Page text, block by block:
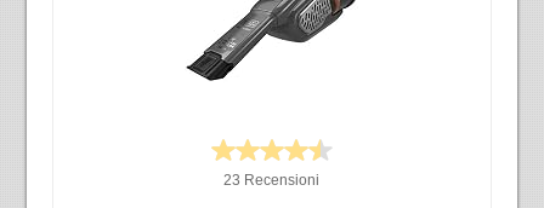
23 Recensioni